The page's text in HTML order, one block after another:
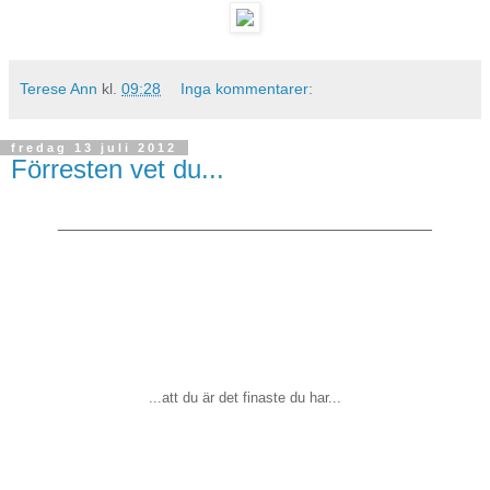
Terese Ann kl. 09:28 Inga kommentarer:
fredag 13 juli 2012
Förresten vet du...
...att du är det finaste du har...